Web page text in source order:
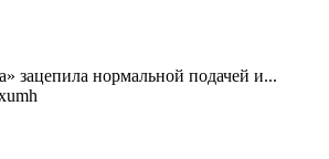
зацепила нормальной подачей и...